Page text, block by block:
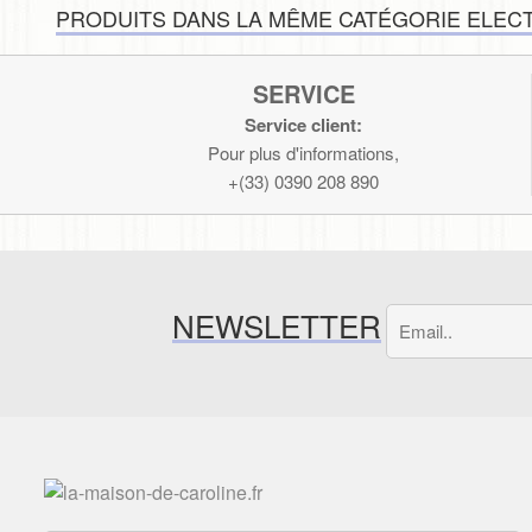
Vaisselle
PRODUITS DANS LA MÊME CATÉGORIE
SERVICE
Service client:
Pour plus d'informations,
+(33) 0390 208 890
NEWSLETTER